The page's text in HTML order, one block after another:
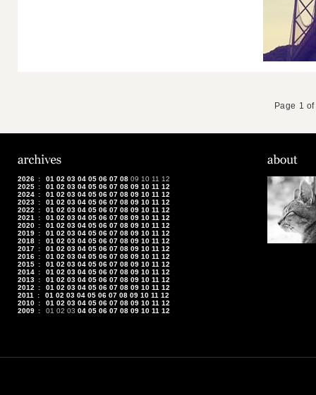
Page 1
2026 : 01 02 03 04 05 06 07 08 09 10 11 12
2025 : 01 02 03 04 05 06 07 08 09 10 11 12
2024 : 01 02 03 04 05 06 07 08 09 10 11 12
2023 : 01 02 03 04 05 06 07 08 09 10 11 12
2022
: 01 02 03 04 05 06 07 08 09 10 11 12
2021
: 01 02 03 04 05 06 07 08 09 10 11 12
2020 : 01 02 03 04 05 06 07 08 09 10 11 12
2019 : 01 02 03 04 05 06 07 08 09 10 11 12
2018 : 01 02 03 04 05 06 07 08 09 10 11 12
2017 : 01 02 03 04 05 06 07 08 09 10 11 12
2016 : 01 02 03 04 05 06 07 08 09 10 11 12
2015 : 01 02 03 04 05 06 07 08 09 10 11 12
2014 : 01 02 03 04 05 06 07 08 09 10 11 12
2013 : 01 02 03 04 05 06 07 08 09 10 11 12
2012
: 01 02 03 04 05 06 07 08 09 10 11 12
2011
: 01 02 03 04 05 06 07 08 09 10 11 12
2010 : 01 02 03 04 05 06 07 08 09 10 11 12
2009 : 01 02 03 04 05 06 07 08 09 10 11 12